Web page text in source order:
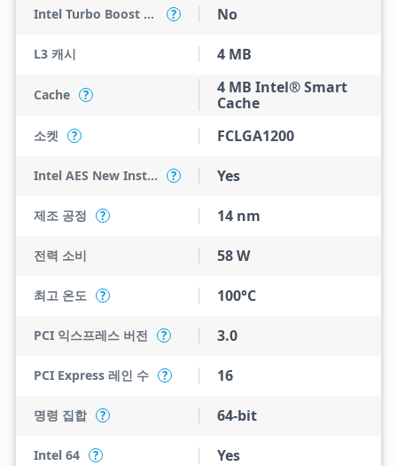
Intel Turbo Boost Technology ? No
L3 캐시 4 MB
Cache ?
4 MB Intel® Smart
Cache
소켓 ? FCLGA1200
Intel AES New Instructions ? Yes
제조 공정 ? 14 nm
전력 소비 58 W
최고 온도 ? 100°C
PCI 익스프레스 버전 ? 3.0
PCI Express 레인 수 ? 16
명령 집합 ? 64-bit
Intel 64 ? Yes